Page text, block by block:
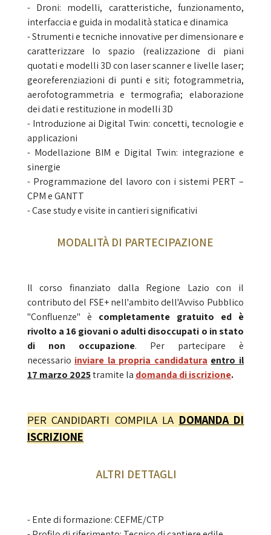
- Droni: modelli, caratteristiche, funzionamento,
interfaccia e guida in modalità statica e dinamica
- Strumenti e tecniche innovative per dimensionare e
caratterizzare lo spazio (realizzazione di piani
quotati e modelli 3D con laser scanner e livelle laser;
georeferenziazioni di punti e siti; fotogrammetria,
aerofotogrammetria e termografia; elaborazione
dei dati e restituzione in modelli 3D
- Introduzione ai Digital Twin: concetti, tecnologie e
applicazioni
- Modellazione BIM e Digital Twin: integrazione e
sinergie
- Programmazione del lavoro con i sistemi PERT –
CPM e GANTT
- Case study e visite in cantieri significativi
MODALITÀ DI PARTECIPAZIONE
Il corso finanziato dalla Regione Lazio con il
contributo del FSE+ nell'ambito dell'Avviso Pubblico
"Confluenze" è completamente gratuito
ed è
rivolto a 16 giovani o adulti disoccupati o in stato
di non occupazione. Per partecipare è
necessario inviare la propria candidatura entro il
17 marzo 2025tramite la domanda di iscrizione.
PER CANDIDARTI COMPILA LA DOMANDA DI
ISCRIZIONE
ALTRI DETTAGLI
- Ente di formazione: CEFME/CTP